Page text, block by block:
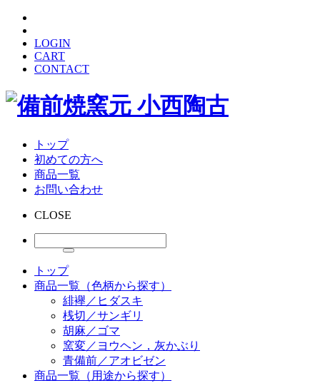
LOGIN
CART
CONTACT
トップ
初めての方へ
商品一覧
お問い合わせ
CLOSE
トップ
商品一覧（色柄から探す）
緋襷／ヒダスキ
桟切／サンギリ
胡麻／ゴマ
窯変／ヨウヘン，灰かぶり
青備前／アオビゼン
商品一覧（用途から探す）